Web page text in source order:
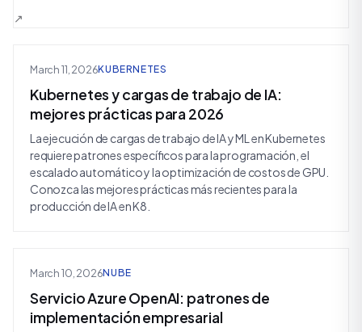
March 11, 2026KUBERNETES
Kubernetes y cargas de trabajo de IA:
mejores prácticas para 2026
La ejecución de cargas de trabajo de IA y ML en Kubernetes
requiere patrones específicos para la programación, el
escalado automático y la optimización de costos de GPU.
Conozca las mejores prácticas más recientes para la
producción de IA en K8.
March 10, 2026NUBE
Servicio Azure OpenAI: patrones de
implementación empresarial